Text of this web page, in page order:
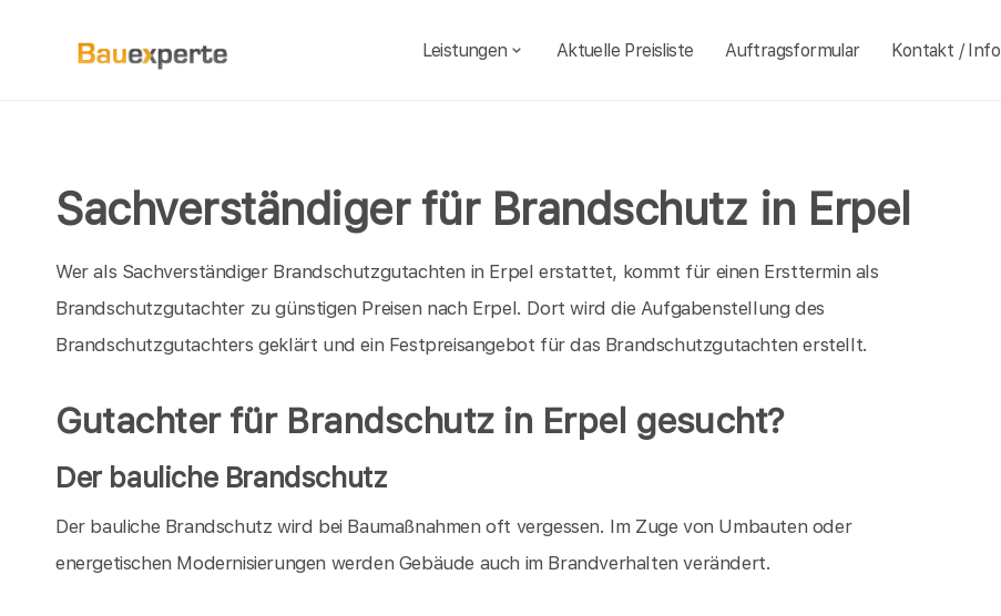
Leistungen Aktuelle Preisliste Auftragsformular Kontakt / Info
Sachverständiger für Brandschutz in Erpel
Wer als Sachverständiger Brandschutzgutachten in Erpel erstattet, kommt für einen Ersttermin als
Brandschutzgutachter zu günstigen Preisen nach Erpel. Dort wird die Aufgabenstellung des
Brandschutzgutachters geklärt und ein Festpreisangebot für das Brandschutzgutachten erstellt.
Gutachter für Brandschutz in Erpel gesucht?
Der bauliche Brandschutz
Der bauliche Brandschutz wird bei Baumaßnahmen oft vergessen. Im Zuge von Umbauten oder
energetischen Modernisierungen werden Gebäude auch im Brandverhalten verändert.